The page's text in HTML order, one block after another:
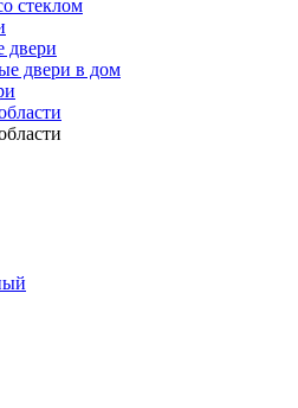
стеклом
двери в дом